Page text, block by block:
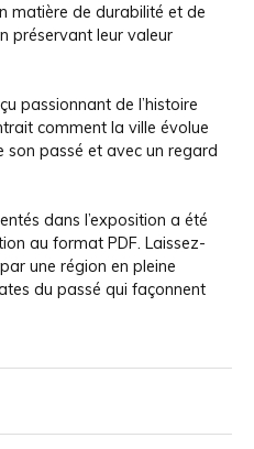
matière de durabilité et de
préservant leur valeur
passionnant de l’histoire
comment la ville évolue
son passé et avec un regard
dans l’exposition a été
au format PDF. Laissez-
une région en pleine
du passé qui façonnent